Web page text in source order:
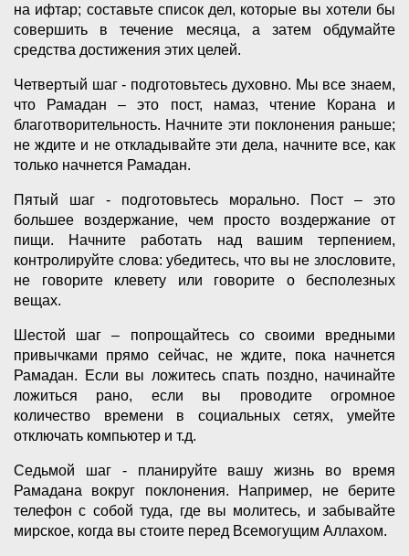
на ифтар; составьте список дел, которые вы хотели бы
совершить в течение месяца, а затем обдумайте
средства достижения этих целей.
Четвертый шаг - подготовьтесь духовно. Мы все знаем,
что Рамадан – это пост, намаз, чтение Корана и
благотворительность. Начните эти поклонения раньше;
не ждите и не откладывайте эти дела, начните все, как
только начнется Рамадан.
Пятый шаг - подготовьтесь морально. Пост – это
большее воздержание, чем просто воздержание от
пищи. Начните работать над вашим терпением,
контролируйте слова: убедитесь, что вы не злословите,
не говорите клевету или говорите о бесполезных
вещах.
Шестой шаг – попрощайтесь со своими вредными
привычками прямо сейчас, не ждите, пока начнется
Рамадан. Если вы ложитесь спать поздно, начинайте
ложиться рано, если вы проводите огромное
количество времени в социальных сетях, умейте
отключать компьютер и т.д.
Седьмой шаг - планируйте вашу жизнь во время
Рамадана вокруг поклонения. Например, не берите
телефон с собой туда, где вы молитесь, и забывайте
мирское, когда вы стоите перед Всемогущим Аллахом.